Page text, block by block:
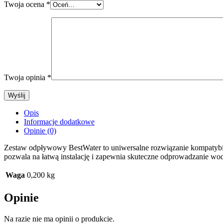
Akcesoria do wody
Akcesoria kuchenne
Narzedzia instalacyjne
Narzedzia do wody
Twoja ocena *
Twoja opinia *
Opis
Informacje dodatkowe
Opinie (0)
Zestaw odpływowy BestWater to uniwersalne rozwiązanie
pozwala na łatwą instalację i zapewnia skuteczne odprowadzanie
Waga 0,200 kg
Opinie
Na razie nie ma opinii o produkcie.